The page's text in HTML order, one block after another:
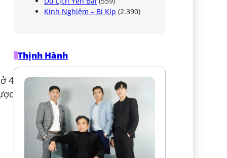
4
Kinh Nghiệm – Bí Kíp (2.390)
Thịnh Hành